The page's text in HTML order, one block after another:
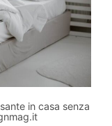
in casa senza